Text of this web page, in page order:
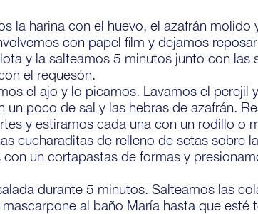
la harina con el huevo, el azafrán
con papel film y dejamos
y la salteamos 5 minutos junto con las
el requesón.
el ajo y lo picamos. Lavamos el perejil
poco de sal y las hebras de azafrán.
y estiramos cada una con un rodillo o
cucharaditas de relleno de setas sobre
un cortapastas de formas y
durante 5 minutos. Salteamos las
al baño María hasta que esté